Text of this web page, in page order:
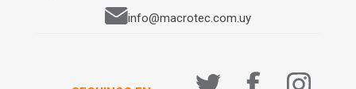
info@macrotec.com.uy